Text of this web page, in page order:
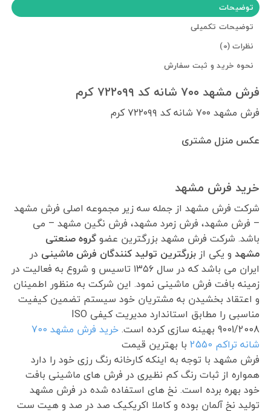
توضیحات
توضیحات تکمیلی
نظرات (0)
نحوه خرید و ثبت سفارش
فرش مشهد ۷۰۰ شانه کد ۷۲۲۰۹۹ کرم
فرش مشهد ۷۰۰ شانه کد ۷۲۲۰۹۹ کرم
عکس منزل مشتری
خرید فرش مشهد
شرکت فرش مشهد از جمله سه زیر مجموعه اصلی فرش مشهد
– فرش مشهد، فرش زمرد مشهد، فرش نگین مشهد – می
باشد. شرکت فرش مشهد بزرگترین عضوگروه صنعتی
مشهدو یکی از بزرگترین تولید کنندگان فرش ماشینی در
ایران می باشد که در سال ۱۳۵۶ تاسیس و شروع به فعالیت در
زمینه بافت فرش ماشینی نمود. این شرکت به منظور اطمینان
و اعتقاد بخشیدن به مشتریان خود سیستم تضمین کیفیت
مناسبی را مطابق استاندارد مدیریت کیفی ISO
9001/2008 بهینه سازی کرده است.
خرید فرش مشهد 700
شانه تراکم 2550
با بهترین قیمت
فرش مشهد با توجه به اینکه کارخانه رنگ رزی خود را دارد
همواره از ثبات رنگ کم نظیری در فرش های ماشینی بافت
خود بهره برده است. نخ های استفاده شده در فرش مشهد
تولید نخ آلمان بوده و کاملا اکریکیک صد در صد و هیت ست